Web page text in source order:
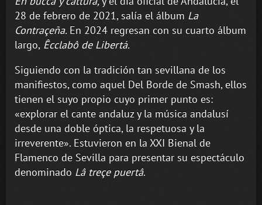
28 de febrero de 2021, salía el álbum La
Contraçeña. En 2024 regresan con su cuarto álbum
largo, Êcclabô de Libertá.
Siguiendo con la tradición tan sevillana de los
manifiestos, como aquel Del Borde de Smash, ellos
tienen el suyo propio cuyo primer punto es:
«explorar el cante andaluz y la música andalusí
desde una doble óptica, la respetuosa y la
irreverente». Estuvieron en la XXI Bienal de
Flamenco de Sevilla para presentar su espectáculo
denominado Lâ treçe puertâ.